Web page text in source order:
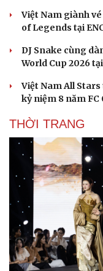
Ăn sạch sống khỏe
Việt Nam giành
of Legends tại
DJ Snake cùng
World Cup 2026
Việt Nam All
kỷ niệm 8 năm FC
THỜI TRANG